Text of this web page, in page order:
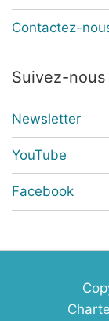
Contactez-
Suivez-nous
Newsletter
YouTube
Facebook